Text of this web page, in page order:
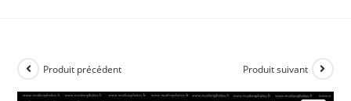
Produit précédent Produit suivant